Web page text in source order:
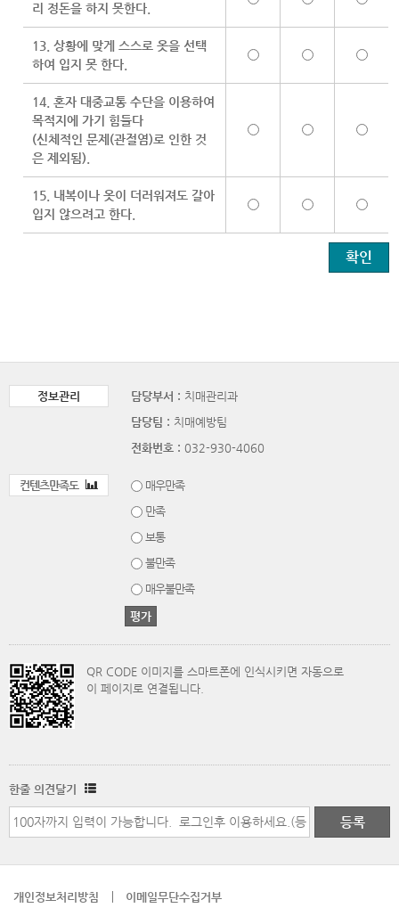
리 정돈을 하지 못한다.
13. 상황에 맞게 스스로 옷을 선택
하여 입지 못 한다.
14. 혼자 대중교통 수단을 이용하여
목적지에 가기 힘들다
(신체적인 문제(관절염)로 인한 것
은 제외됨).
15. 내복이나 옷이 더러워져도 갈아
입지 않으려고 한다.
정보관리 담당부서 : 치매관리과
담당팀 : 치매예방팀
전화번호 : 032-930-4060
컨텐츠만족도
매우만족
만족
보통
불만족
매우불만족
QR CODE 이미지를 스마트폰에 인식시키면 자동으로
이 페이지로 연결됩니다.
한줄 의견달기
개인정보처리방침 이메일무단수집거부